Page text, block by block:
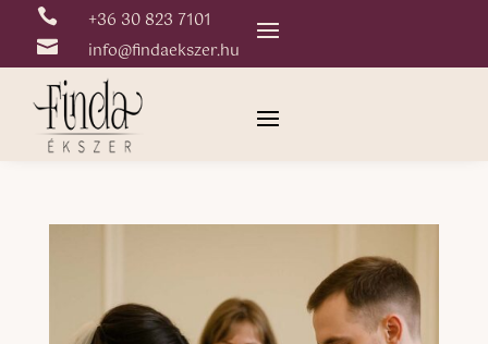
 +36 30 823 7101
 info@findaekszer.hu